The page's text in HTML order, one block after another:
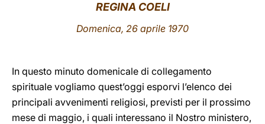
REGINA COELI
Domenica, 26 aprile 1970
In questo minuto domenicale di collegamento
spirituale vogliamo quest’oggi esporvi l’elenco dei
principali avvenimenti religiosi, previsti per il prossimo
mese di maggio, i quali interessano il Nostro ministero,